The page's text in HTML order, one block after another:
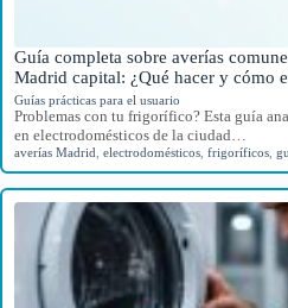
Guía completa sobre averías
Madrid capital: ¿Qué hacer y cómo
Guías prácticas para el usuario
Problemas con tu frigorífico? Esta guía
en electrodomésticos de la ciudad…
averías Madrid electrodomésticos frigoríficos